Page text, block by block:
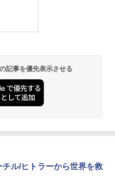
記事を優先表示させる
ル/ヒトラーから世界を救